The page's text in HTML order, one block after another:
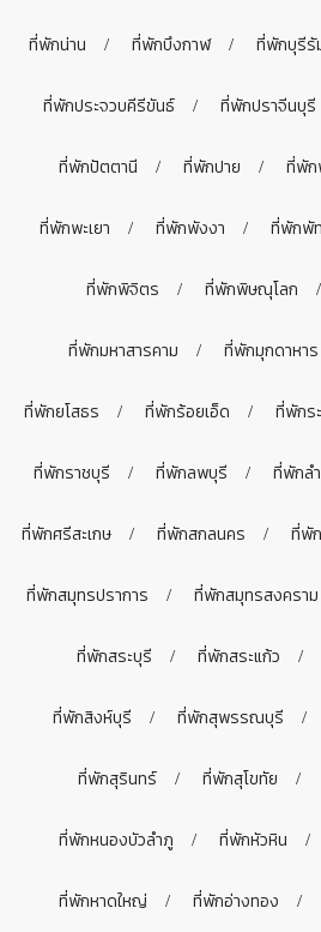
ที่พักน่าน ที่พักบึงกาฬ ที่พักบุรีรั
ที่พักประจวบคีรีขันธ์ ที่พักปราจีนบุรี
ที่พักปัตตานี ที่พักปาย ที่พัก
ที่พักพะเยา ที่พักพังงา ที่พักพั
ที่พักพิจิตร ที่พักพิษณุโลก
ที่พักมหาสารคาม ที่พักมุกดาหาร
ที่พักยโสธร ที่พักร้อยเอ็ด ที่พักร
ที่พักราชบุรี ที่พักลพบุรี ที่พักล
ที่พักศรีสะเกษ ที่พักสกลนคร ที่พั
ที่พักสมุทรปราการ ที่พักสมุทรสงคราม
ที่พักสระบุรี ที่พักสระแก้ว
ที่พักสิงห์บุรี ที่พักสุพรรณบุรี
ที่พักสุรินทร์ ที่พักสุโขทัย
ที่พักหนองบัวลำภู ที่พักหัวหิน
ที่พักหาดใหญ่ ที่พักอ่างทอง